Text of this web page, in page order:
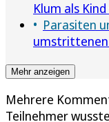
Klum als
Parasiten
Mehr anzeigen
Mehrere
Teilnehmer